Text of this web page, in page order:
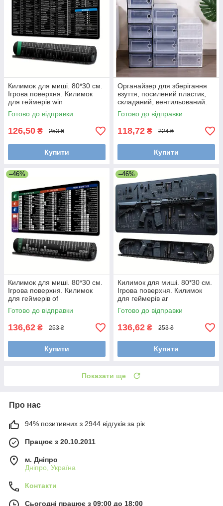
Килимок для миші. 80*30 см.
Ігрова поверхня. Килимок
для геймерів win
Готово до відправки
126,50 ₴ 253 ₴
Купити
Органайзер для зберігання
взуття, посилений пластик,
складаний, вентильований.
Білий
Готово до відправки
118,72 ₴ 224 ₴
Купити
–46%
Килимок для миші. 80*30 см.
Ігрова поверхня. Килимок
для геймерів of
Готово до відправки
136,62 ₴ 253 ₴
Купити
–46%
Килимок для миші. 80*30 см.
Ігрова поверхня. Килимок
для геймерів ar
Готово до відправки
136,62 ₴ 253 ₴
Купити
Показати ще
Про нас
94% позитивних з 2944 відгуків за рік
Працює з 20.10.2011
м. Дніпро
Дніпро, Україна
Контакти
Сьогодні працює з 09:00 до 18:00